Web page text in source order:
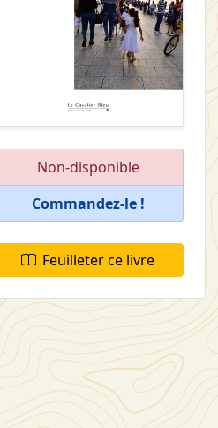
Non-disponible
Commandez-le !
Feuilleter ce livre